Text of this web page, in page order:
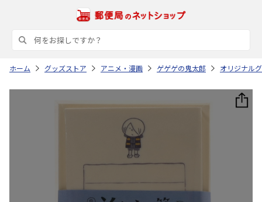
ホーム グッズストア アニメ・漫画 ゲゲゲの鬼太郎 オリジナル